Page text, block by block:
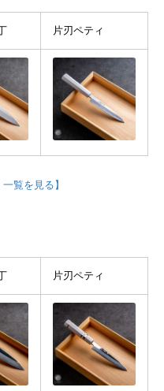
片刃ペティ
覧を見る】
片刃ペティ